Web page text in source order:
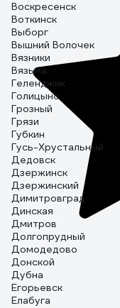
Воскресенск
Воткинск
Выборг
Вышний Волочек
Вязники
Вязьма
Геленджик
Голицыно
Грозный
Грязи
Губкин
Гусь-Хрустальный
Дедовск
Дзержинск
Дзержинский
Димитровград
Динская
Дмитров
Долгопрудный
Домодедово
Донской
Дубна
Егорьевск
Елабуга